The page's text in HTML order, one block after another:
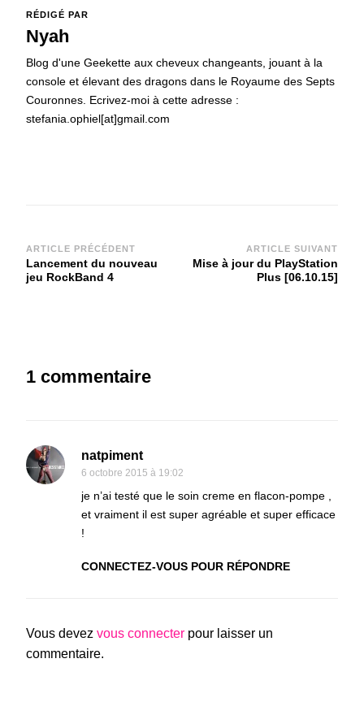
RÉDIGÉ PAR
Nyah
Blog d'une Geekette aux cheveux changeants, jouant à la
console et élevant des dragons dans le Royaume des Septs
Couronnes. Ecrivez-moi à cette adresse :
stefania.ophiel[at]gmail.com
Navigation
d'article
ARTICLE PRÉCÉDENT
Lancement du nouveau
jeu RockBand 4
ARTICLE SUIVANT
Mise à jour du PlayStation
Plus [06.10.15]
1 commentaire
natpiment
6 octobre 2015 à 19:02
je n’ai testé que le soin creme en flacon-pompe ,
et vraiment il est super agréable et super efficace
!
CONNECTEZ-VOUS POUR RÉPONDRE
Vous devez vous connecter pour laisser un
commentaire.